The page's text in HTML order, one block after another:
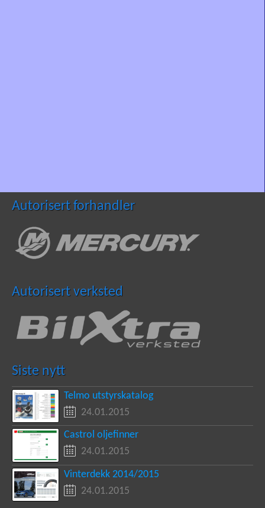
Autorisert forhandler
Autorisert verksted
Siste nytt
Telmo utstyrskatalog
24.01.2015
Castrol oljefinner
24.01.2015
Vinterdekk 2014/2015
24.01.2015